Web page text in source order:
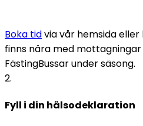
Boka tid via vår hemsida eller
finns nära med
FästingBussar under säsong.
2.
Fyll i din hälsodeklaration